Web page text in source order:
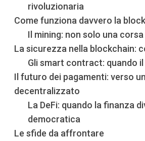
rivoluzionaria
Come funziona davvero la
Il mining: non solo una
La sicurezza nella blockchain:
Gli smart contract: quando
Il futuro dei pagamenti: verso
decentralizzato
La DeFi: quando la finanza
democratica
Le sfide da affrontare